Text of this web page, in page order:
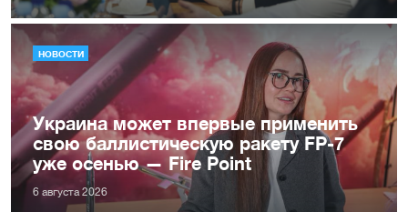
НОВОСТИ
Украина может впервые применить
свою баллистическую ракету FP-7
уже осенью — Fire Point
6 августа 2026